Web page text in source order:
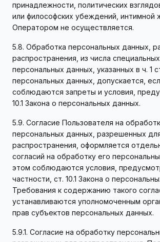
принадлежности, политических
или философских убеждений, интимной
Оператором не осуществляется.
5.8. Обработка персональных данных,
распространения, из числа
персональных данных, указанных в ч. 1
персональных данных, допускается,
соблюдаются запреты и условия,
10.1 Закона о персональных данных.
5.9. Согласие Пользователя на
персональных данных, разрешенных
распространения, оформляется
согласий на обработку его
этом соблюдаются условия,
частности, ст. 10.1 Закона о
Требования к содержанию такого
устанавливаются уполномоченным
прав субъектов персональных данных.
5.9.1. Согласие на обработку